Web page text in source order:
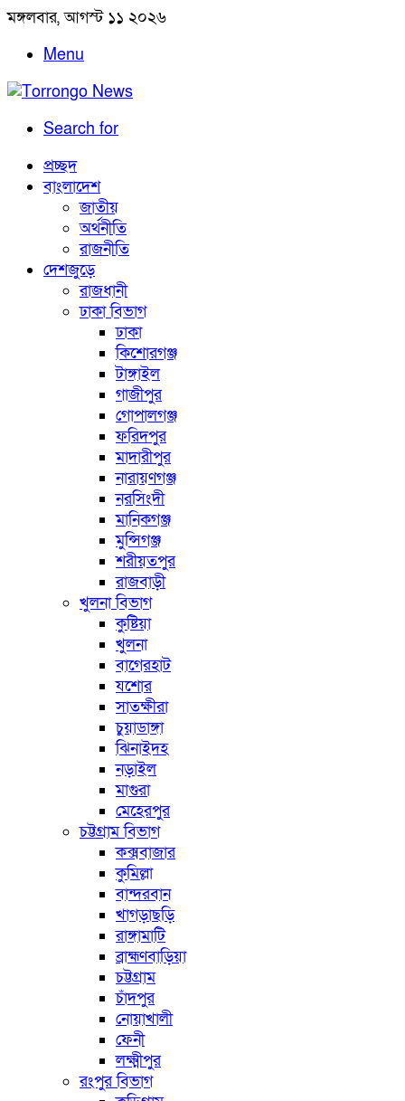
মঙ্গলবার, আগস্ট ১১ ২০২৬
Menu
Search for
প্রচ্ছদ
বাংলাদেশ
জাতীয়
অর্থনীতি
রাজনীতি
দেশজুড়ে
রাজধানী
ঢাকা বিভাগ
ঢাকা
কিশোরগঞ্জ
টাঙ্গাইল
গাজীপুর
গোপালগঞ্জ
ফরিদপুর
মাদারীপুর
নারায়ণগঞ্জ
নরসিংদী
মানিকগঞ্জ
মুন্সিগঞ্জ
শরীয়তপুর
রাজবাড়ী
খুলনা বিভাগ
কুষ্টিয়া
খুলনা
বাগেরহাট
যশোর
সাতক্ষীরা
চুয়াডাঙ্গা
ঝিনাইদহ
নড়াইল
মাগুরা
মেহেরপুর
চট্টগ্রাম বিভাগ
কক্সবাজার
কুমিল্লা
বান্দরবান
খাগড়াছড়ি
রাঙ্গামাটি
ব্রাহ্মণবাড়িয়া
চট্টগ্রাম
চাঁদপুর
নোয়াখালী
ফেনী
লক্ষ্মীপুর
রংপুর বিভাগ